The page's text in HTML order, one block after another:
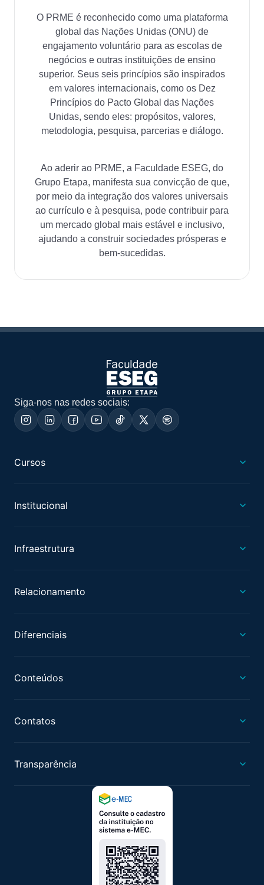
O PRME é reconhecido como uma plataforma
global das Nações Unidas (ONU) de
engajamento voluntário para as escolas de
negócios e outras instituições de ensino
superior. Seus seis princípios são inspirados
em valores internacionais, como os Dez
Princípios do Pacto Global das Nações
Unidas, sendo eles: propósitos, valores,
metodologia, pesquisa, parcerias e diálogo.
Ao aderir ao PRME, a Faculdade ESEG, do
Grupo Etapa, manifesta sua convicção de que,
por meio da integração dos valores universais
ao currículo e à pesquisa, pode contribuir para
um mercado global mais estável e inclusivo,
ajudando a construir sociedades prósperas e
bem-sucedidas.
Siga-nos nas redes sociais:
Cursos
Institucional
Infraestrutura
Relacionamento
Diferenciais
Conteúdos
Contatos
Transparência